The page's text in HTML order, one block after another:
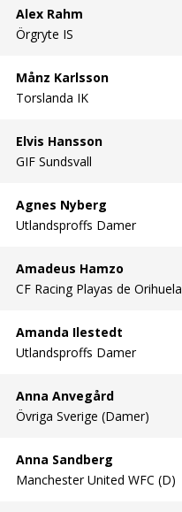
Alex Rahm
Örgryte IS
Månz Karlsson
Torslanda IK
Elvis Hansson
GIF Sundsvall
Agnes Nyberg
Utlandsproffs Damer
Amadeus Hamzo
CF Racing Playas de Orihuela
Amanda Ilestedt
Utlandsproffs Damer
Anna Anvegård
Övriga Sverige (Damer)
Anna Sandberg
Manchester United WFC (D)